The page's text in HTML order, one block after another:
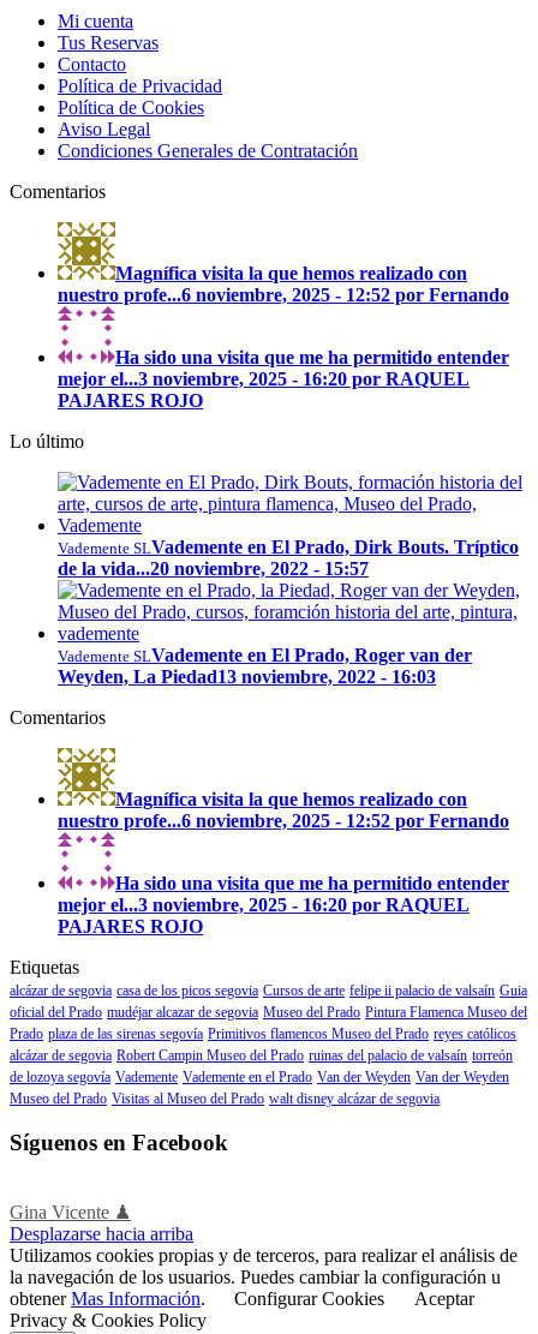
Mi cuenta
Tus Reservas
Contacto
Política de Privacidad
Política de Cookies
Aviso Legal
Condiciones Generales de Contratación
Comentarios
Magnífica visita la que hemos realizado con
nuestro profe...6 noviembre, 2025 - 12:52 por Fernando
Ha sido una visita que me ha permitido entender
mejor el...3 noviembre, 2025 - 16:20 por RAQUEL
PAJARES ROJO
Lo último
Vademente SLVademente en El Prado, Dirk Bouts. Tríptico
de la vida...20 noviembre, 2022 - 15:57
Vademente SLVademente en El Prado, Roger van der
Weyden, La Piedad13 noviembre, 2022 - 16:03
Comentarios
Magnífica visita la que hemos realizado con
nuestro profe...6 noviembre, 2025 - 12:52 por Fernando
Ha sido una visita que me ha permitido entender
mejor el...3 noviembre, 2025 - 16:20 por RAQUEL
PAJARES ROJO
Etiquetas
alcázar de segovia casa de los picos segovia Cursos de arte felipe ii palacio de valsaín Guia
oficial del Prado mudéjar alcazar de segovia Museo del Prado Pintura Flamenca Museo del
Prado plaza de las sirenas segovía Primitivos flamencos Museo del Prado reyes católicos
alcázar de segovia Robert Campin Museo del Prado ruinas del palacio de valsaín torreón
de lozoya segovía Vademente Vademente en el Prado Van der Weyden Van der Weyden
Museo del Prado Visitas al Museo del Prado walt disney alcázar de segovia
Síguenos en Facebook
Gina Vicente ♟
Desplazarse hacia arriba
Utilizamos cookies propias y de terceros, para realizar el análisis de
la navegación de los usuarios. Puedes cambiar la configuración u
obtenerMas Información. Configurar Cookies
Aceptar
Privacy & Cookies Policy